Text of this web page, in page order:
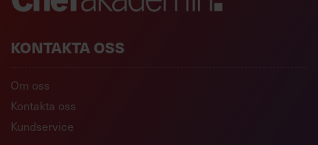
KONTAKTA OSS
Om oss
Kontakta oss
Kundservice